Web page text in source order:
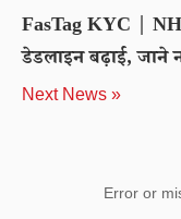
FasTag KYC |
डेडलाइन बढ़ाई, जाने
Next News »
Error or